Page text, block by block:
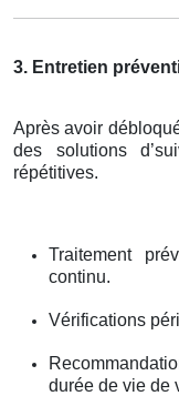
3. Entretien
Après avoir
des solutions
répétitives.
Traitement
continu.
Vérifications
durée de vie de